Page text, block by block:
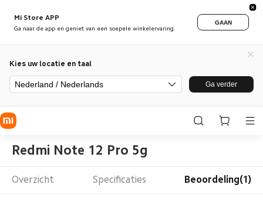
Mi Store APP
Ga naar de app en geniet van een soepele winkelervaring.
GAAN
Kies uw locatie en taal
Nederland / Nederlands Ga verder
Redmi Note 12 Pro 5g
Overzicht Specificaties Beoordeling(1)